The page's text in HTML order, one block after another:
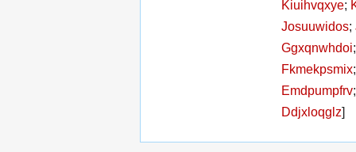
Kiuihvqxye;
Josuuwidos;
Ggxqnwhdoi
Fkmekpsmix
Emdpumpfrv
Ddjxloqglz]